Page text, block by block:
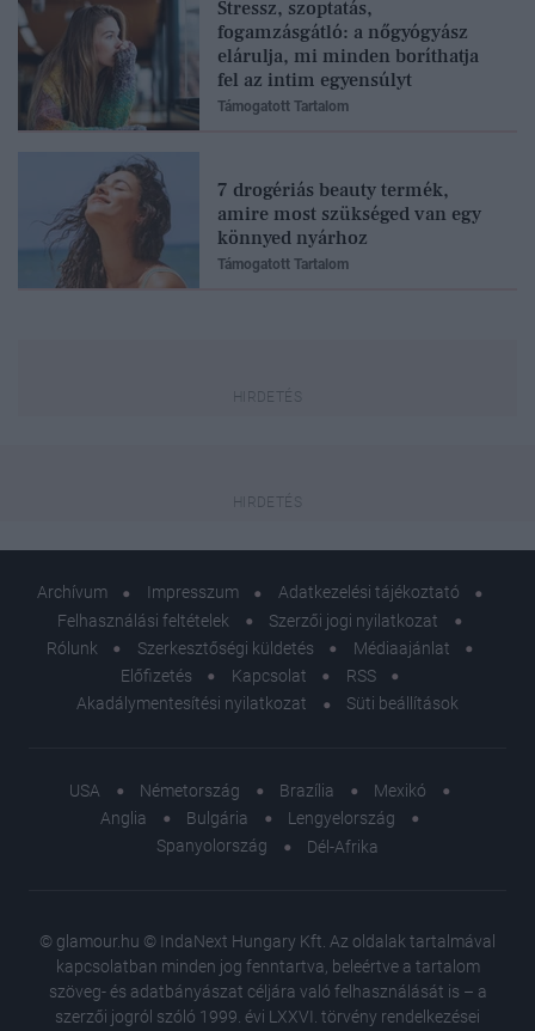
Stressz, szoptatás,
fogamzásgátló: a nőgyógyász
elárulja, mi minden boríthatja
fel az intim egyensúlyt
Támogatott Tartalom
7 drogériás beauty termék,
amire most szükséged van egy
könnyed nyárhoz
Támogatott Tartalom
Archívum Impresszum
Adatkezelési tájékoztató
Felhasználási feltételek
Szerzői jogi nyilatkozat
Rólunk
Szerkesztőségi küldetés
Médiaajánlat
Előfizetés
Kapcsolat
RSS
Akadálymentesítési nyilatkozat
Süti beállítások
USA Németország Brazília
Mexikó
Anglia
Bulgária
Lengyelország
Spanyolország
Dél-Afrika
© glamour.hu © IndaNext Hungary Kft. Az oldalak tartalmával
kapcsolatban minden jog fenntartva, beleértve a tartalom
szöveg- és adatbányászat céljára való felhasználását is – a
szerzői jogról szóló 1999. évi LXXVI. törvény rendelkezései